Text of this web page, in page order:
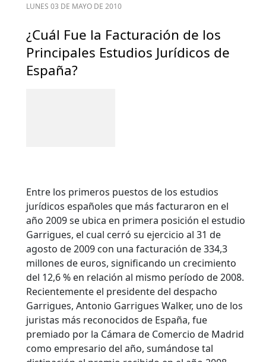
LUNES 03 DE MAYO DE 2010
¿Cuál Fue la Facturación de los
Principales Estudios Jurídicos de
España?
Entre los primeros puestos de los estudios
jurídicos españoles que más facturaron en el
año 2009 se ubica en primera posición el estudio
Garrigues, el cual cerró su ejercicio al 31 de
agosto de 2009 con una facturación de 334,3
millones de euros, significando un crecimiento
del 12,6 % en relación al mismo período de 2008.
Recientemente el presidente del despacho
Garrigues, Antonio Garrigues Walker, uno de los
juristas más reconocidos de España, fue
premiado por la Cámara de Comercio de Madrid
como empresario del año, sumándose tal